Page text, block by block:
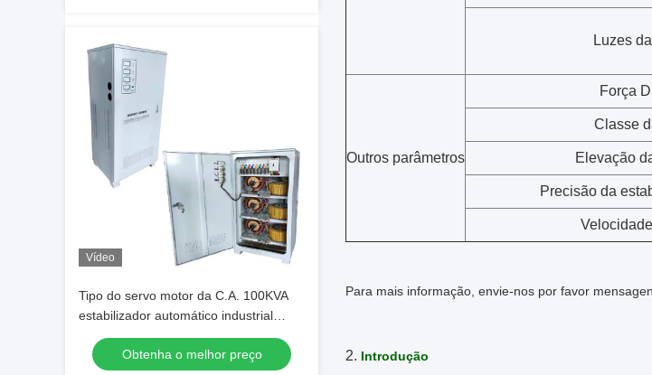
Vídeo
Tipo do servo motor da C.A. 100KVA
estabilizador automático industrial
metálico da tensão de 3 fases
Obtenha o melhor preço
Luzes
Outros parâmetros
Força
Classe
Elevação
Precisão da
Para mais informação, envie-nos por favor
2. Introdução